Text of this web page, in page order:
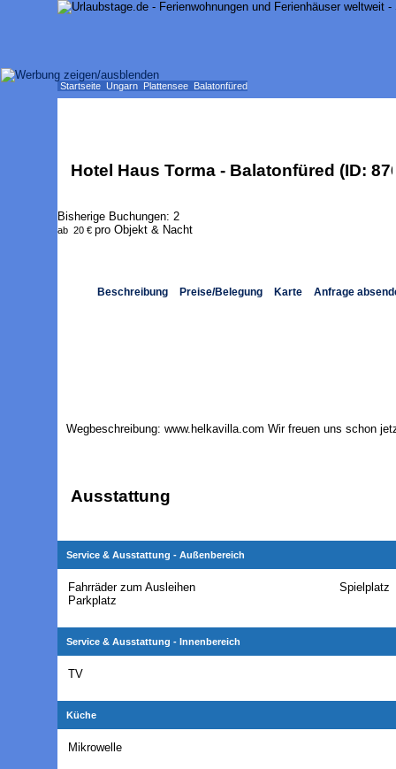
Startseite Ungarn Plattensee Balatonfüred
Hotel Haus Torma - Balatonfüred (ID:
Bisherige Buchungen: 2
ab 20 € pro Objekt & Nacht
Beschreibung Preise/Belegung Karte Anfrage
Wegbeschreibung: www.helkavilla.com Wir freuen uns schon
Ausstattung
Service & Ausstattung - Außenbereich
Fahrräder zum Ausleihen
Parkplatz
Spielplatz
Service & Ausstattung - Innenbereich
TV
Küche
Mikrowelle